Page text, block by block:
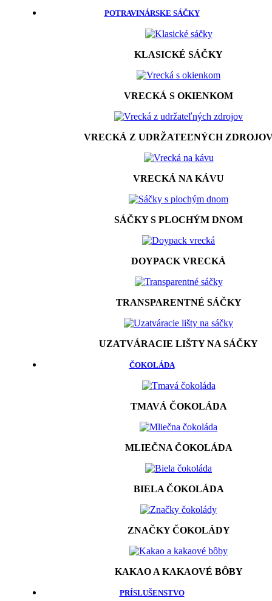
POTRAVINÁRSKE SÁČKY
KLASICKÉ SÁČKY
VRECKÁ S OKIENKOM
VRECKÁ Z UDRŽATEĽNÝCH
VRECKÁ NA KÁVU
SÁČKY S PLOCHÝM DNOM
DOYPACK VRECKÁ
TRANSPARENTNÉ SÁČKY
UZATVÁRACIE LIŠTY NA SÁČKY
ČOKOLÁDA
TMAVÁ ČOKOLÁDA
MLIEČNA ČOKOLÁDA
BIELA ČOKOLÁDA
ZNAČKY ČOKOLÁDY
KAKAO A KAKAOVÉ BÔBY
PRÍSLUŠENSTVO